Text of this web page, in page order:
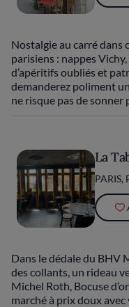
Nostalgie au carré dans
parisiens : nappes
d’apéritifs oubliés et
demanderez poliment
ne risque pas de
La
PARIS,
Dans le dédale du BHV
des collants, un rideau
Michel Roth, Bocuse
marché à prix doux